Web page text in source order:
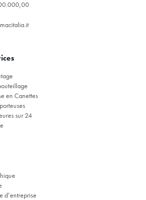
en Canettes
sur 24
d’entreprise